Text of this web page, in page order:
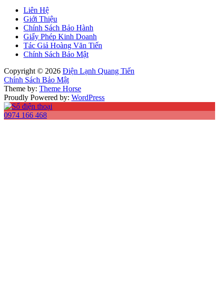
Liên Hệ
Giới Thiệu
Chính Sách Bảo Hành
Giấy Phép Kinh Doanh
Tác Giả Hoàng Văn Tiến
Chính Sách Bảo Mật
Copyright © 2026 Điện Lạnh Quang Tiến
Chính Sách Bảo Mật
Theme by: Theme Horse
Proudly Powered by: WordPress
0974 166 468